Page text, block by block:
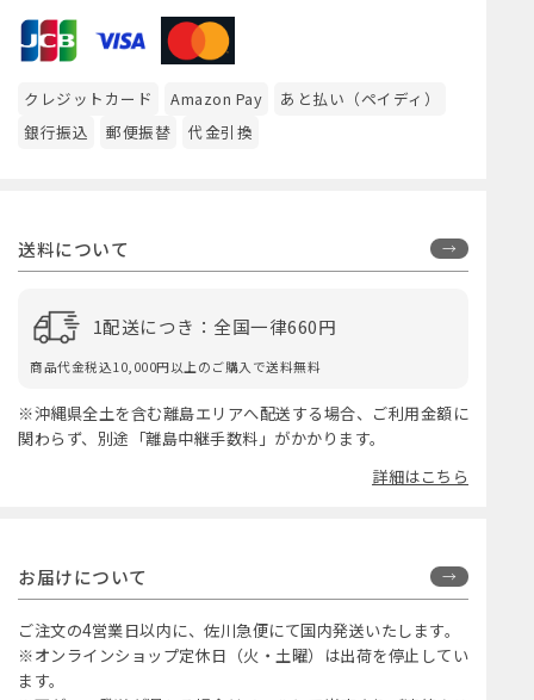
クレジットカード Amazon Pay
あと払い（ペイディ）
銀行振込
郵便振替 代金引換
送料について
1配送につき：全国一律660円
商品代金税込10,000円以上のご購入で送料無料
※沖縄県全土を含む離島エリアへ配送する場合、ご利用金額に
関わらず、別途「離島中継手数料」がかかります。
詳細はこちら
お届けについて
ご注文の4営業日以内に、佐川急便にて国内発送いたします。
※オンラインショップ定休日（火・土曜）は出荷を停止してい
ます。